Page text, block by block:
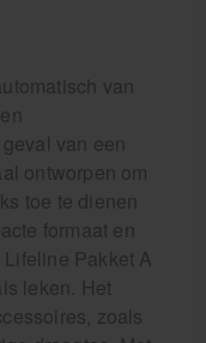
van
van een
ontworpen om
toe te dienen
formaat en
Pakket A
leken. Het
zoals